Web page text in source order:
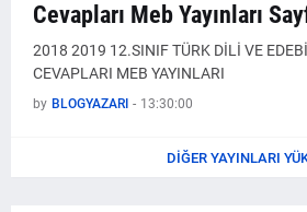
Cevapları Meb Yayınları
2018 2019 12.SINIF TÜRK DİLİ VE
CEVAPLARI MEB YAYINLARI
by BLOGYAZARI - 13:30:00
DIĞER YAYINLARI